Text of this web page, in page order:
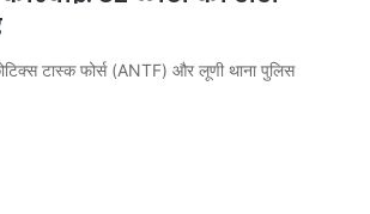
टास्क फोर्स (ANTF) और लूणी थाना पुलिस